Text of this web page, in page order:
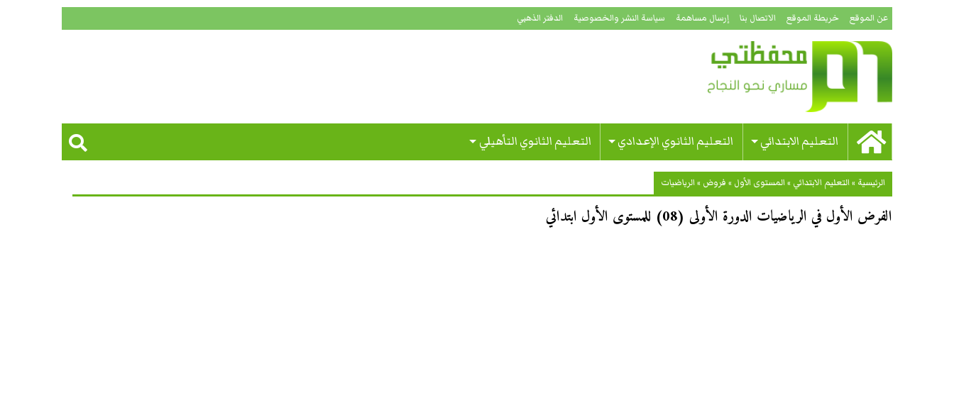
عن الموقع خريطة الموقع الاتصال بنا إرسال مساهمة سياسة النشر والخصوصية الدفتر الذهبي
التعليم الابتدائي التعليم الثانوي الإعدادي التعليم الثانوي التأهيلي
الرئيسية »التعليم الابتدائي »المستوى الأول » فروض »الرياضيات
الفرض الأول في الرياضيات الدورة الأولى (08) للمستوى الأول ابتدائي